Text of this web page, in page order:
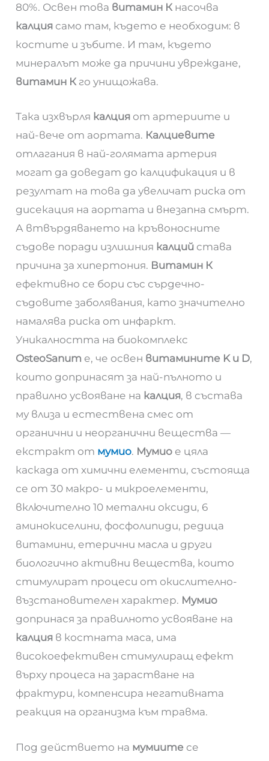
80%. Освен това витамин Кнасочва
калция само там, където е необходим: в
костите и зъбите. И там, където
минералът може да причини увреждане,
витамин Кго унищожава.
Така изхвърля калция от артериите и
най-вече от аортата. Калциевите
отлагания в най-голямата артерия
могат да доведат до калцификация и в
резултат на това да увеличат риска от
дисекация на аортата и внезапна смърт.
А втвърдяването на кръвоносните
съдове поради излишния калций става
причина за хипертония. Витамин К
ефективно се бори със сърдечно-
съдовите заболявания, като значително
намалява риска от инфаркт.
Уникалността на биокомплекс
OsteoSanum е, че освен витамините K и D,
които допринасят за най-пълното и
правилно усвояване на калция, в състава
му влиза и естествена смес от
органични и неорганични вещества —
екстракт от мумио. Мумио е цяла
каскада от химични елементи, състояща
се от 30 макро- и микроелементи,
включително 10 метални оксиди, 6
аминокиселини, фосфолипиди, редица
витамини, етерични масла и други
биологично активни вещества, които
стимулират процеси от окислително-
възстановителен характер. Мумио
допринася за правилното усвояване на
калция в костната маса, има
високоефективен стимулиращ ефект
върху процеса на зарастване на
фрактури, компенсира негативната
реакция на организма към травма.
Под действието на мумиите се